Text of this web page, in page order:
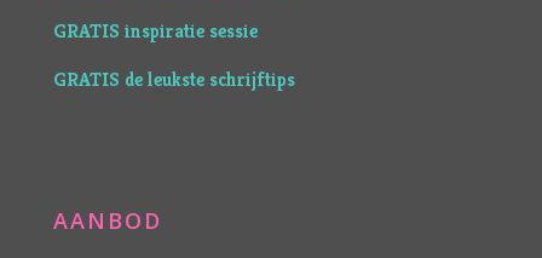
GRATIS inspiratie sessie
GRATIS de leukste schrijftips
AANBOD